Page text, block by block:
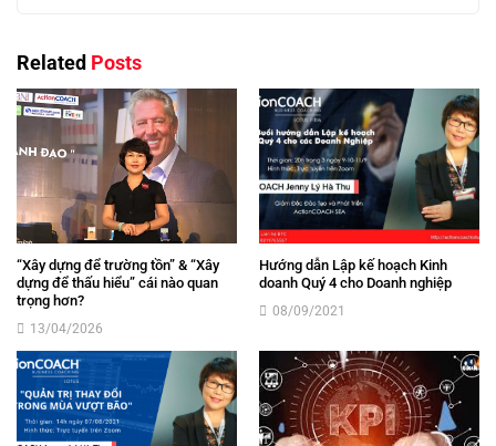
Related Posts
“Xây dựng để trường tồn” & “Xây
dựng để thấu hiểu” cái nào quan
trọng hơn?
13/04/2026
Hướng dẫn Lập kế hoạch Kinh
doanh Quý 4 cho Doanh nghiệp
08/09/2021